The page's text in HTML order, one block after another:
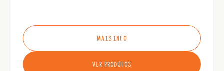
MAIS INFO
VER PRODUTOS